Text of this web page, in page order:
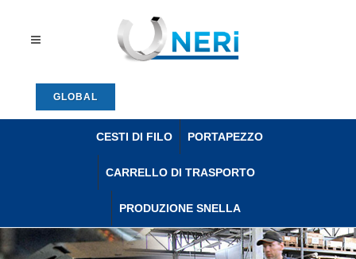
GLOBAL
CESTI DI FILO PORTAPEZZO
CARRELLO DI TRASPORTO
PRODUZIONE SNELLA